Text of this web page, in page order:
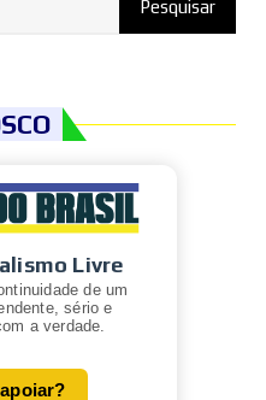
Livre
de um
sério e
a verdade.